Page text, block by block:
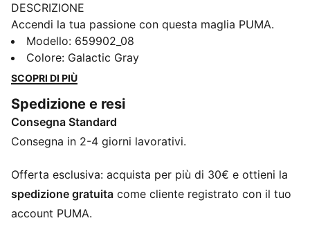
DESCRIZIONE
Accendi la tua passione con questa maglia PUMA.
Caratterizzato da una stampa dinamica all-over,
inserti in mesh e un elegante logo PUMA CAT
stampato a inchiostro piatto, è pensato per chi cerca
strada.
CARATTERISTICHE + VANTAGGI
Nell'ambito del programma RE:FIBRE, questo capo è
proveniente da scarti tessili e altri materiali usati
DETTAGLI
Vestibilità regolare
Modello: 659902_08
Colore: Galactic Gray
SCOPRI DI PIÙ
Spedizione e resi
Consegna Standard
Consegna in 2-4 giorni lavorativi.
Offerta esclusiva: acquista per più di 30€ e ottieni la
spedizione gratuita come cliente registrato con il tuo
account PUMA.